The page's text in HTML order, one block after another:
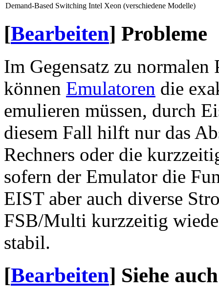
Demand-Based Switching Intel Xeon (verschiedene Modelle)
[Bearbeiten] Probleme
Im Gegensatz zu
können Emulatoren die
emulieren müssen, durch
diesem Fall hilft nur das
Rechners oder die
sofern der Emulator die
EIST aber auch diverse
FSB/Multi kurzzeitig
stabil.
[Bearbeiten] Siehe auch